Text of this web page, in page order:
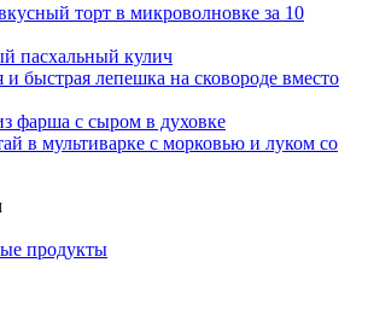
торт в микроволновке за 10
пасхальный кулич
и быстрая лепешка на сковороде вместо
фарша с сыром в духовке
в мультиварке с морковью и луком со
продукты